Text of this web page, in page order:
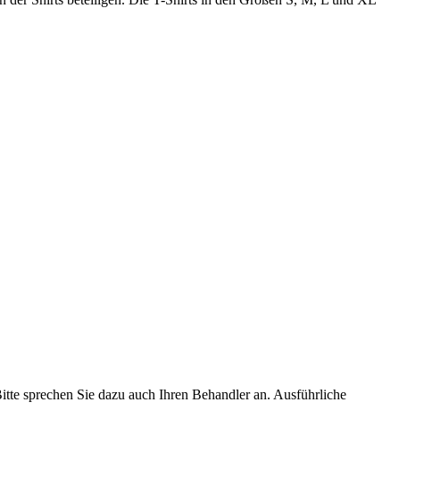
sprechen Sie dazu auch Ihren Behandler an. Ausführliche